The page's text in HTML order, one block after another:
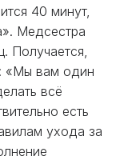
40 минут,
Медсестра
Получается,
«Мы вам один
всё
есть
ухода за